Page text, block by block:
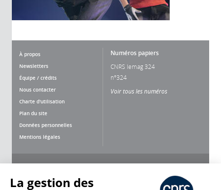
À propos
Newsletters
Équipe / crédits
Nous contacter
Charte d'utilisation
Plan du site
Données personnelles
Mentions légales
Numéros papiers
CNRS lemag 324
n°324
Voir tous les numéros
La gestion des